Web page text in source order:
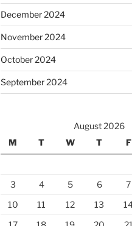
December 2024
November 2024
October 2024
September 2024
August 2026
M
T W T F
3
4 5 6 7
10
11 12 13